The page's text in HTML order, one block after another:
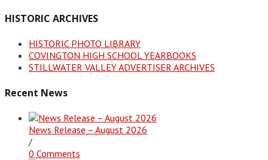
HISTORIC ARCHIVES
HISTORIC PHOTO LIBRARY
COVINGTON HIGH SCHOOL YEARBOOKS
STILLWATER VALLEY ADVERTISER ARCHIVES
Recent News
News Release – August 2026
/
0 Comments